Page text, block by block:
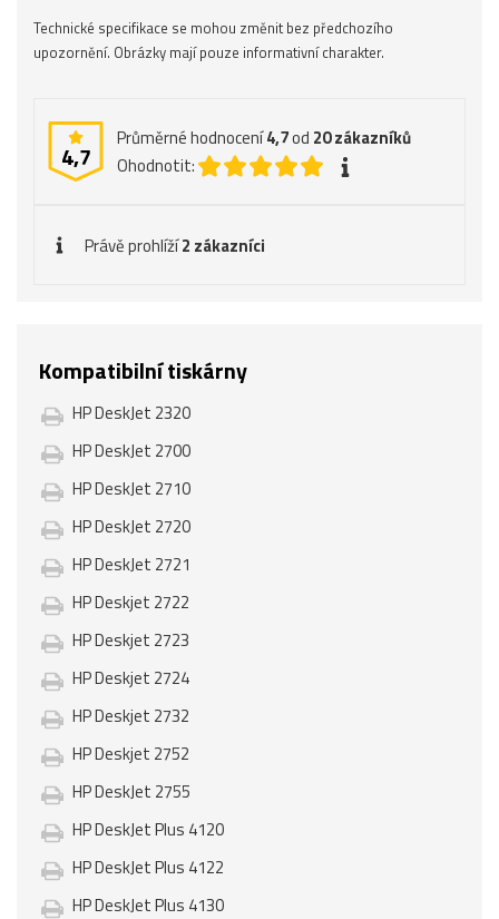
Technické specifikace se mohou změnit bez předchozího
upozornění. Obrázky mají pouze informativní charakter.
4,7
Průměrné hodnocení4,7od 20zákazníků
Ohodnotit:
Právě prohlíží2 zákazníci
Kompatibilní tiskárny
HP DeskJet 2320
HP DeskJet 2700
HP DeskJet 2710
HP DeskJet 2720
HP DeskJet 2721
HP Deskjet 2722
HP Deskjet 2723
HP Deskjet 2724
HP Deskjet 2732
HP Deskjet 2752
HP DeskJet 2755
HP DeskJet Plus 4120
HP DeskJet Plus 4122
HP DeskJet Plus 4130